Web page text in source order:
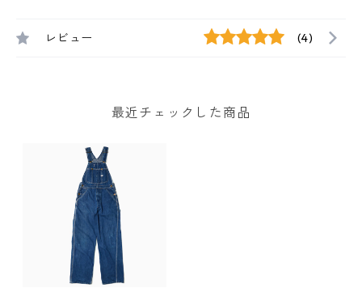
レビュー (4)
最近チェックした商品